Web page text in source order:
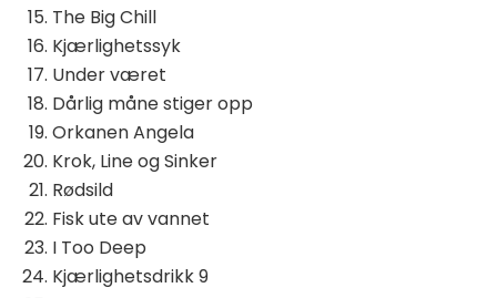
The Big Chill
Kjærlighetssyk
Under været
Dårlig måne stiger opp
Orkanen Angela
Krok, Line og Sinker
Rødsild
Fisk ute av vannet
I Too Deep
Kjærlighetsdrikk 9